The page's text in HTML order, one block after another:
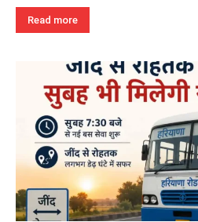
Read more